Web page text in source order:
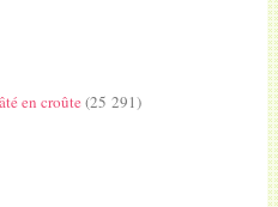
en croûte(25 291)